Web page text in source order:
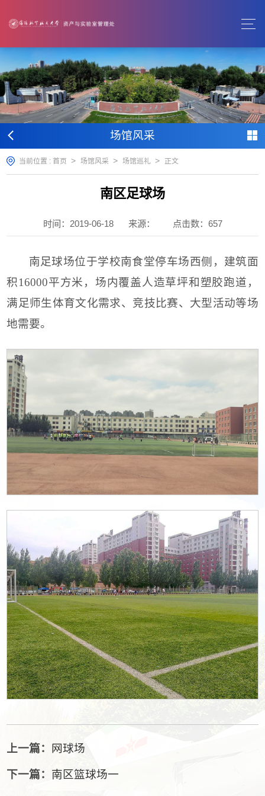
场馆风采
当前位置 : 首页 > 场馆风采 > 场馆巡礼 > 正文
南区足球场
时间：2019-06-18 来源： 点击数： 657
南足球场位于学校南食堂停车场西侧，建筑面
积16000平方米，场内覆盖人造草坪和塑胶跑道，
满足师生体育文化需求、竞技比赛、大型活动等场
地需要。
上一篇： 网球场
下一篇： 南区篮球场一